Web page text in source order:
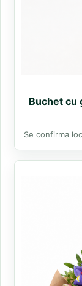
Buchet cu
Se confirma